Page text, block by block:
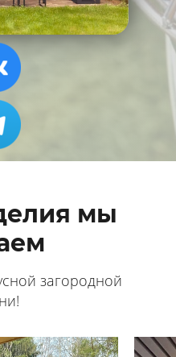
мы
загородной